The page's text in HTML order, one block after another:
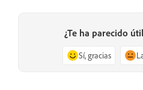
¿Te ha parecido
Sí, gracias